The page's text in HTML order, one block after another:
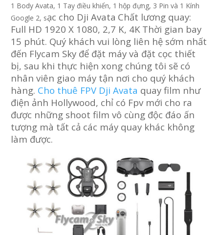
1 Body Avata, 1 Tay điều khiển, 1 hộp đựng, 3 Pin và 1 Kính
Google 2, sạc cho Dji Avata Chất lương quay:
Full HD 1920 X 1080, 2,7 K, 4K Thời gian bay
15 phút. Quý khách vui lòng liên hệ sớm nhất
đến Flycam Sky để đặt máy và đặt cọc thiết
bị, sau khi thực hiện xong chúng tôi sẽ có
nhân viên giao máy tận nơi cho quý khách
hàng. Cho thuê FPV Dji Avata quay film như
điện ảnh Hollywood, chỉ có Fpv mới cho ra
được những shoot film vô cùng độc đáo ấn
tượng mà tất cả các máy quay khác không
làm được.